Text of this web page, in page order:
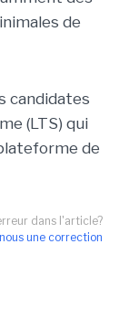
de
candidates
(LTS) qui
de
dans l'article?
une correction